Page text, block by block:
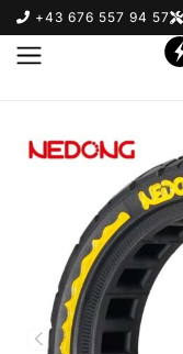
+43 676 557 94 57